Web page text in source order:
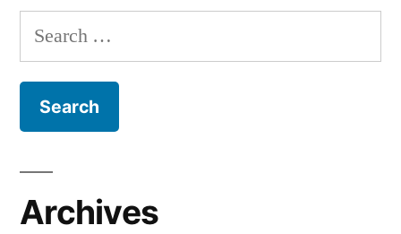
Search
for:
Archives